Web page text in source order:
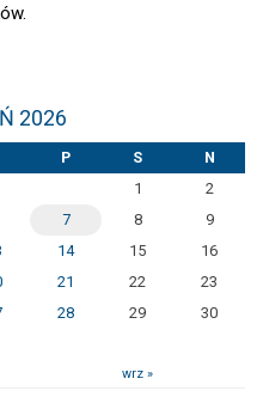
2026
P S
N
1
2
7 8
9
14 15
16
21 22
23
28 29
30
wrz »